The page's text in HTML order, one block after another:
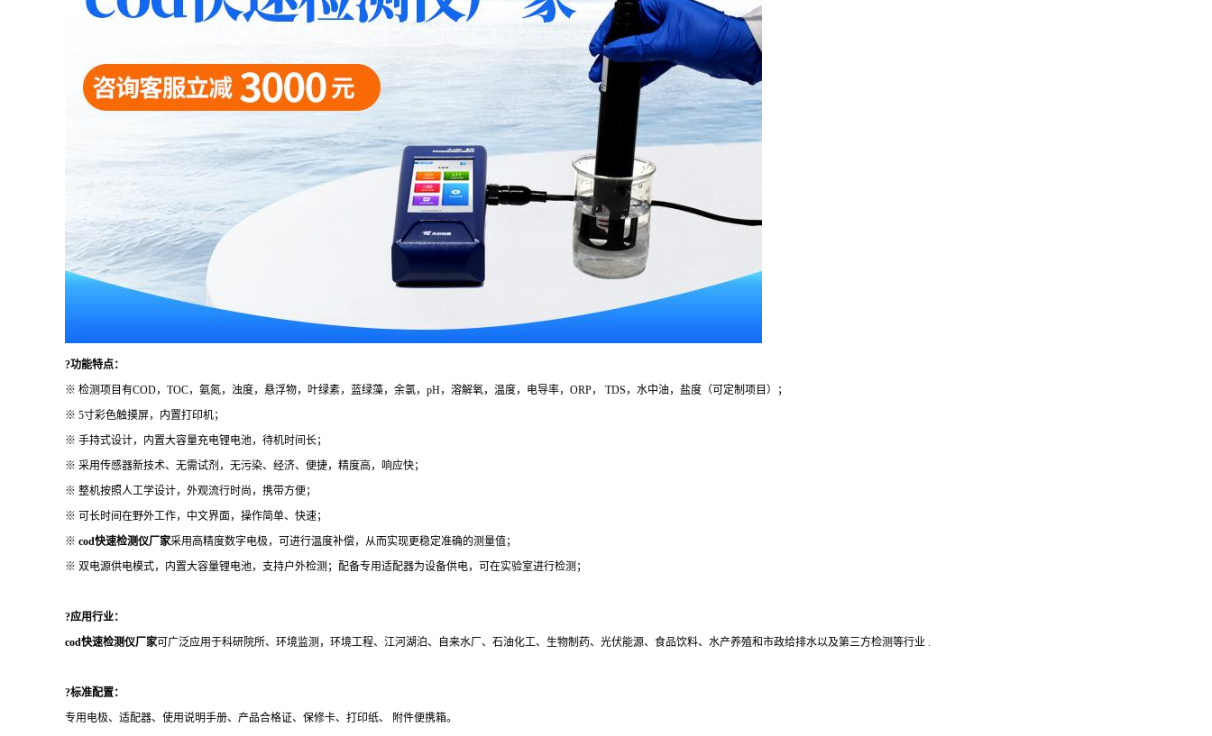
?功能特点：
※ 检测项目有COD，TOC，氨氮，浊度，悬浮物，叶绿素，蓝绿藻，余氯，pH，溶解氧，温度，电导率，ORP， TDS，水中油，盐度（可定制项目）；
※ 5寸彩色触摸屏，内置打印机；
※ 手持式设计，内置大容量充电锂电池，待机时间长；
※ 采用传感器新技术、无需试剂，无污染、经济、便捷，精度高，响应快；
※ 整机按照人工学设计，外观流行时尚，携带方便；
※ 可长时间在野外工作，中文界面，操作简单、快速；
※ cod快速检测仪厂家采用高精度数字电极，可进行温度补偿，从而实现更稳定准确的测量值；
※ 双电源供电模式，内置大容量锂电池，支持户外检测；配备专用适配器为设备供电，可在实验室进行检测；
?应用行业：
cod快速检测仪厂家可广泛应用于科研院所、环境监测，环境工程、江河湖泊、自来水厂、石油化工、生物制药、光伏能源、食品饮料、水产养殖和市政给排水以及第三方检测等行业 .
?标准配置：
专用电极、适配器、使用说明手册、产品合格证、保修卡、打印纸、
附件便携箱。